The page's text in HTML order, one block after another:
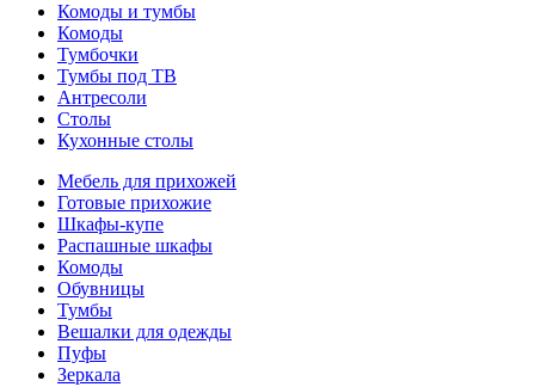
Комоды и тумбы
Комоды
Тумбочки
Тумбы под ТВ
Антресоли
Столы
Кухонные столы
Мебель для прихожей
Готовые прихожие
Шкафы-купе
Распашные шкафы
Комоды
Обувницы
Тумбы
Вешалки для одежды
Пуфы
Зеркала